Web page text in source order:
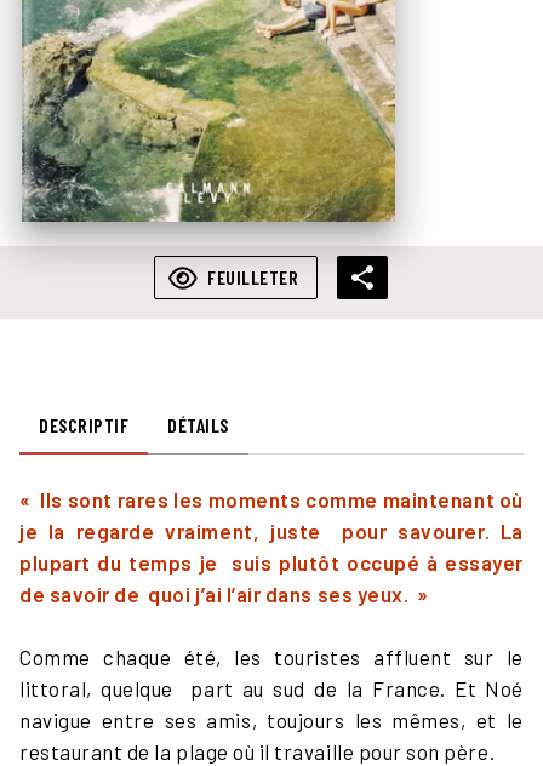
FEUILLETER
DESCRIPTIF DÉTAILS
« Ils sont rares les moments comme maintenant où
je la regarde vraiment, juste pour savourer. La
plupart du temps je suis plutôt occupé à essayer
de savoir de quoi j’ai l’air dans ses yeux. »
Comme chaque été, les touristes affluent sur le
littoral, quelque part au sud de la France. Et Noé
navigue entre ses amis, toujours les mêmes, et le
restaurant de la plage où il travaille pour son père.